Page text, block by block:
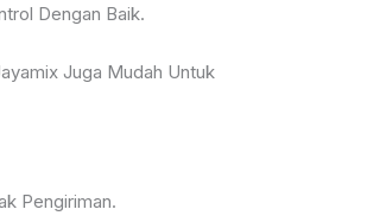
Dengan Baik.
Juga Mudah Untuk
Pengiriman.